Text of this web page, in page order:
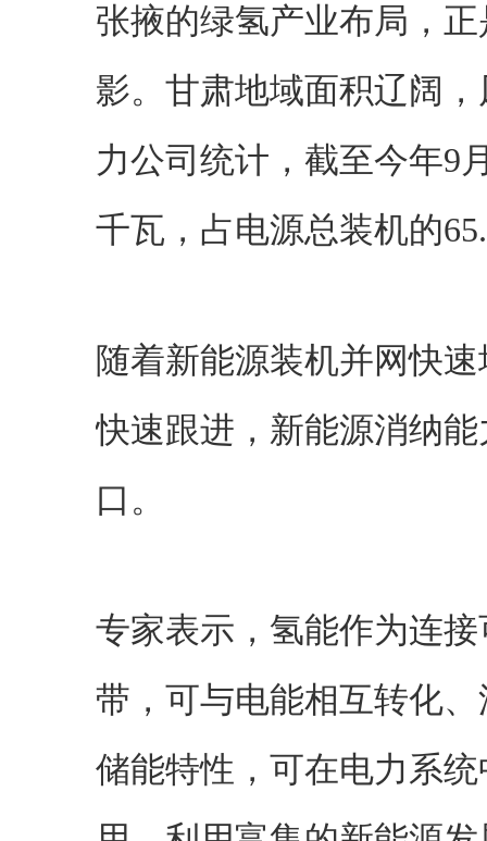
张掖的绿氢产业布局，
影。甘肃地域面积辽阔
力公司统计，截至今年9
千瓦，占电源总装机的
随着新能源装机并网快
快速跟进，新能源消纳
口。
专家表示，氢能作为连
带，可与电能相互转化
储能特性，可在电力系